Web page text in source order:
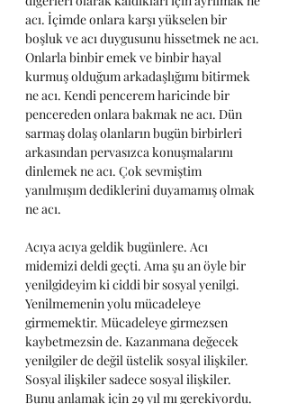
acı. İçimde onlara karşı yükselen bir
boşluk ve acı duygusunu hissetmek ne acı.
Onlarla binbir emek ve binbir hayal
kurmuş olduğum arkadaşlığımı bitirmek
ne acı. Kendi pencerem haricinde bir
pencereden onlara bakmak ne acı. Dün
sarmaş dolaş olanların bugün birbirleri
arkasından pervasızca konuşmalarını
dinlemek ne acı. Çok sevmiştim
yanılmışım dediklerini duyamamış olmak
ne acı.
Acıya acıya geldik bugünlere. Acı
midemizi deldi geçti. Ama şu an öyle bir
yenilgideyim ki ciddi bir sosyal yenilgi.
Yenilmemenin yolu mücadeleye
girmemektir. Mücadeleye girmezsen
kaybetmezsin de. Kazanmana değecek
yenilgiler de değil üstelik sosyal ilişkiler.
Sosyal ilişkiler sadece sosyal ilişkiler.
Bunu anlamak için 29 yıl mı gerekiyordu.